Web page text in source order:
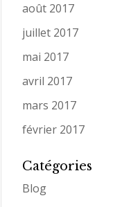
août 2017
juillet 2017
mai 2017
avril 2017
mars 2017
février 2017
Catégories
Blog